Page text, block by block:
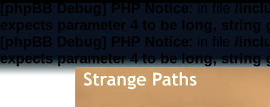
[phpBB Debug] PHP Notice: in file/
expects parameter 4 to be long, string
[phpBB Debug] PHP Notice: in file /
expects parameter 4 to be long, string